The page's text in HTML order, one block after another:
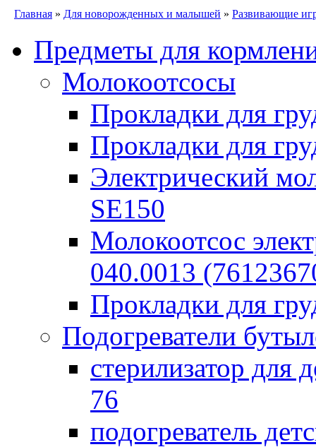
Главная » Для новорожденных и малышей » Развивающие
Предметы для
Молокоотсосы
Прокладки для
Прокладки для
Электрический
SE150
Молокоотсос
040.0013
Прокладки для
Подогреватели
стерилизатор для
76
подогреватель